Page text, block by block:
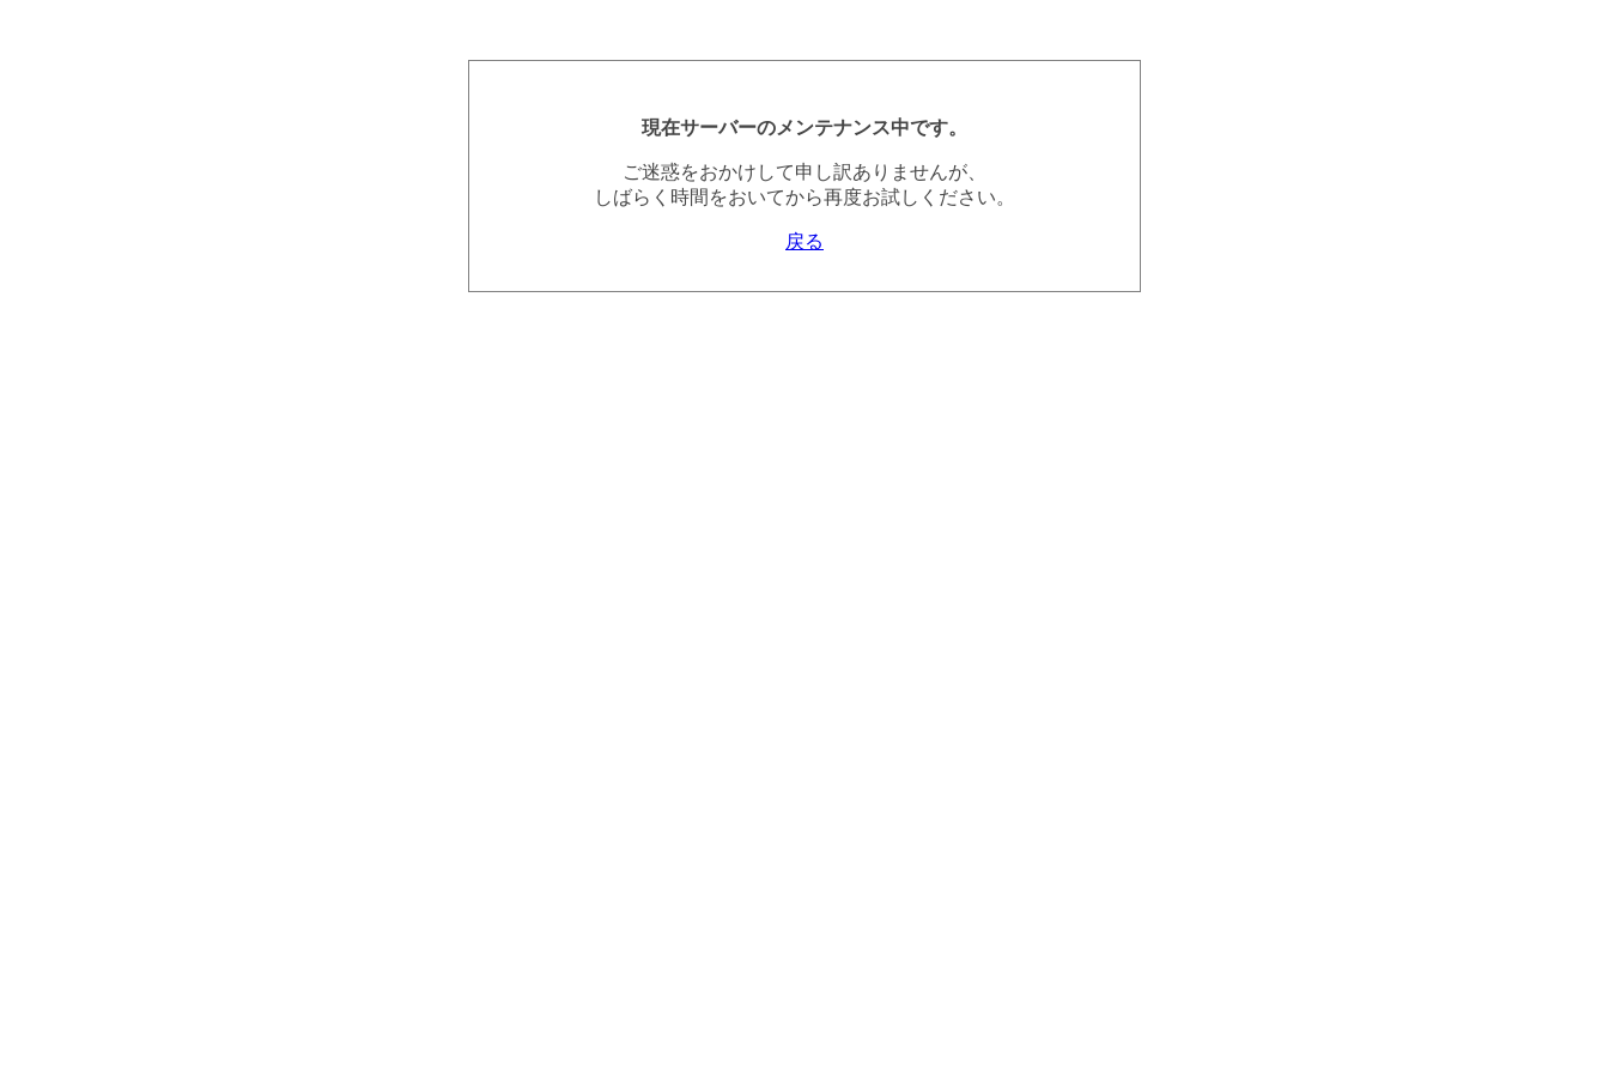
現在サーバーのメンテナンス中です。
ご迷惑をおかけして申し訳ありませんが、
しばらく時間をおいてから再度お試しください。
戻る